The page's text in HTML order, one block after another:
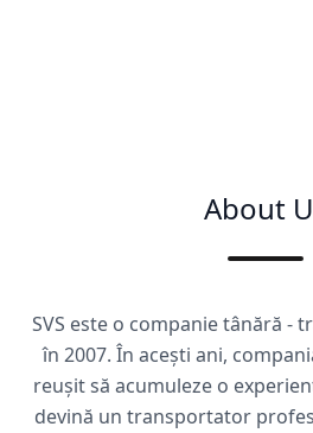
About
SVS este o companie tânără -
în 2007. În acești ani,
reușit să acumuleze o
devină un transportator